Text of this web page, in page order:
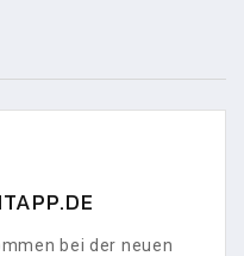
bei der neuen